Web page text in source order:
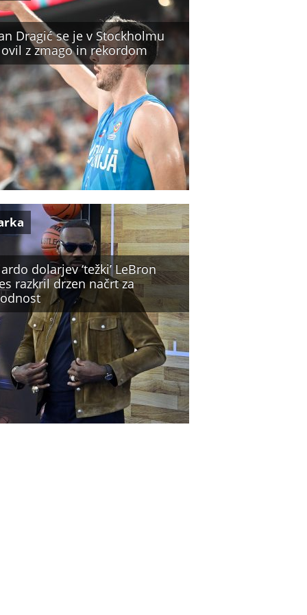
Dragić se je v Stockholmu
z zmago in rekordom
dolarjev ‘težki’ LeBron
razkril drzen načrt za